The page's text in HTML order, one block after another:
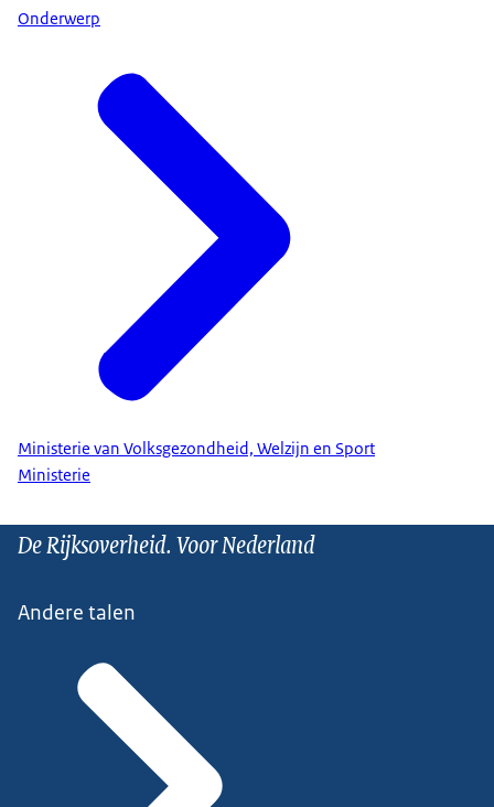
Onderwerp
Ministerie van Volksgezondheid, Welzijn en Sport
Ministerie
De Rijksoverheid. Voor Nederland
Andere talen